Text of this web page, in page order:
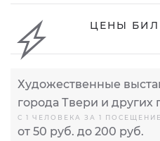
ЦЕНЫ
Художественные
города Твери и других
С 1 ЧЕЛОВЕКА ЗА 1 ПОСЕЩЕНИЕ
от 50 руб. до 200 руб.